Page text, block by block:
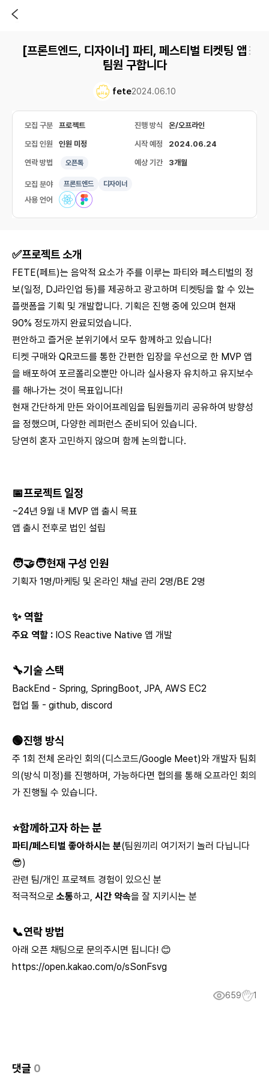
[프론트엔드, 디자이너] 파티, 페스티벌 티켓팅 앱
팀원 구합니다
fete2024.06.10
모집 구분 프로젝트 진행 방식 온/오프라인
모집 인원 인원 미정 시작 예정 2024.06.24
연락 방법 오픈톡 예상 기간 3개월
모집 분야 프론트엔드 디자이너
사용 언어
✅프로젝트 소개
FETE(페트)는 음악적 요소가 주를 이루는 파티와 페스티벌의 정
보(일정, DJ라인업 등)를 제공하고 광고하며 티켓팅을 할 수 있는
플랫폼을 기획 및 개발합니다. 기획은 진행 중에 있으며 현재
90% 정도까지 완료되었습니다.
편안하고 즐거운 분위기에서 모두 함께하고 있습니다!
티켓 구매와 QR코드를 통한 간편한 입장을 우선으로 한 MVP 앱
을 배포하여 포르폴리오뿐만 아니라 실사용자 유치하고 유지보수
를 해나가는 것이 목표입니다!
현재 간단하게 만든 와이어프레임을 팀원들끼리 공유하여 방향성
을 정했으며, 다양한 레퍼런스 준비되어 있습니다.
당연히 혼자 고민하지 않으며 함께 논의합니다.
📅프로젝트 일정
~24년 9월 내 MVP 앱 출시 목표
앱 출시 전후로 법인 설립
🧑‍🤝‍🧑현재 구성 인원
기획자 1명/마케팅 및 온라인 채널 관리 2명/BE 2명
✨ 역할
주요 역할 : IOS Reactive Native 앱 개발
🔧기술 스택
BackEnd - Spring, SpringBoot, JPA, AWS EC2
협업 툴 - github, discord
🟢진행 방식
주 1회 전체 온라인 회의(디스코드/Google Meet)와 개발자 팀회
의(방식 미정)를 진행하며, 가능하다면 협의를 통해 오프라인 회의
가 진행될 수 있습니다.
⭐함께하고자 하는 분
파티/페스티벌 좋아하시는 분(팀원끼리 여기저기 놀러 다닙니다
😎)
관련 팀/개인 프로젝트 경험이 있으신 분
적극적으로 소통하고, 시간 약속을 잘 지키시는 분
📞연락 방법
아래 오픈 채팅으로 문의주시면 됩니다! 😊
https://open.kakao.com/o/sSonFsvg
659 1
댓글 0